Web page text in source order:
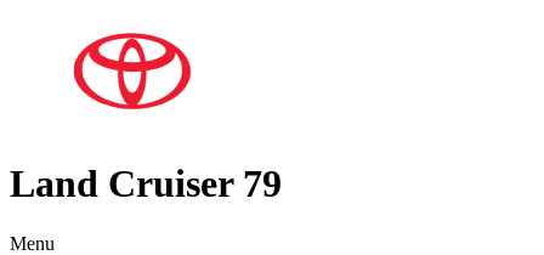
Land Cruiser 79
Menu